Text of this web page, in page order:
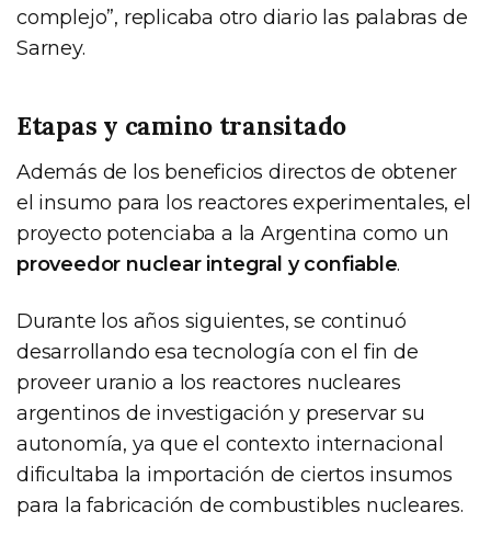
complejo”, replicaba otro diario las palabras de
Sarney.
Etapas y camino transitado
Además de los beneficios directos de obtener
el insumo para los reactores experimentales, el
proyecto potenciaba a la Argentina como un
proveedor nuclear integral y confiable.
Durante los años siguientes, se continuó
desarrollando esa tecnología con el fin de
proveer uranio a los reactores nucleares
argentinos de investigación y preservar su
autonomía, ya que el contexto internacional
dificultaba la importación de ciertos insumos
para la fabricación de combustibles nucleares.